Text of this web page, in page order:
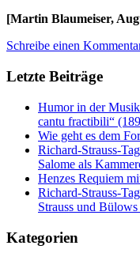
[Martin Blaumeiser,
Schreibe einen
Letzte Beiträge
Humor in der
cantu fractibili“
Wie geht es dem
Richard-Strauss-
Salome als
Henzes Requiem
Richard-Strauss-
Strauss und
Kategorien